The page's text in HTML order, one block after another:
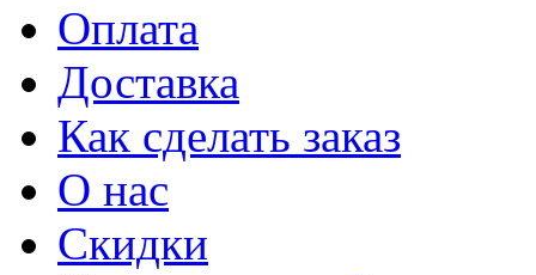
Оплата
Доставка
Как сделать заказ
О нас
Скидки